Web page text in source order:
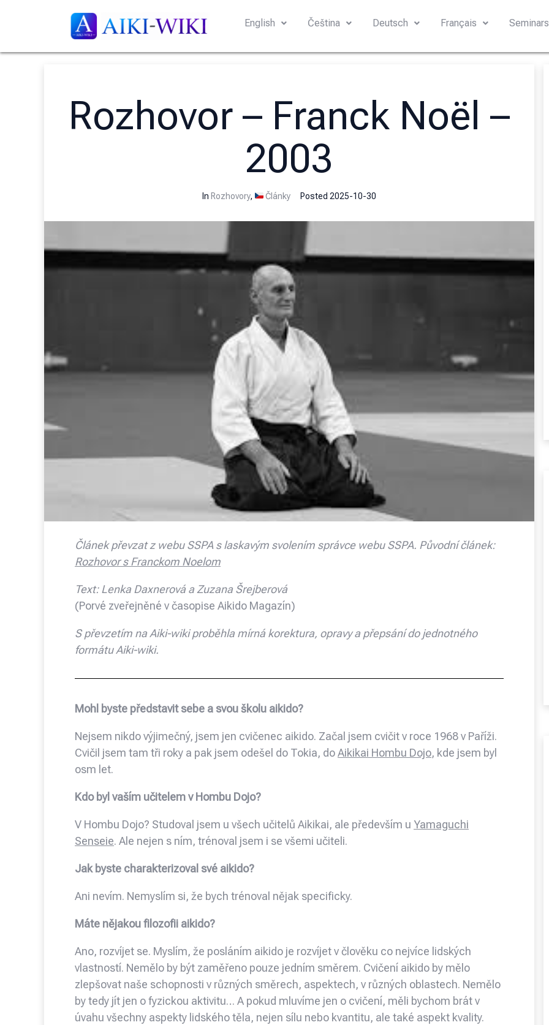
English Čeština Deutsch Français Seminars
Rozhovor – Franck Noël –
2003
In Rozhovory, Články Posted 2025-10-30
Článek převzat z webuSSPA s laskavým svolením správce webu SSPA. Původní článek:
Rozhovor s Franckom Noelom
Text: Lenka Daxnerová a Zuzana Šrejberová
(Porvé zveřejněné v časopise Aikido Magazín)
S převzetím na Aiki-wiki proběhla mírná korektura, opravy a přepsání do jednotného
formátu Aiki-wiki.
Mohl byste představit sebe a svou školu aikido?
Nejsem nikdo výjimečný, jsem jen cvičenec aikido. Začal jsem cvičit v roce 1968 v Paříži.
Cvičil jsem tam tři roky a pak jsem odešel do Tokia, doAikikai Hombu Dojo, kde jsem byl
osm let.
Kdo byl vaším učitelem v Hombu Dojo?
V Hombu Dojo? Studoval jsem u všech učitelů Aikikai, ale především u Yamaguchi
Senseie. Ale nejen s ním, trénoval jsem i se všemi učiteli.
Jak byste charakterizoval své aikido?
Ani nevím. Nemyslím si, že bych trénoval nějak specificky.
Máte nějakou filozofii aikido?
Ano, rozvíjet se. Myslím, že posláním aikido je rozvíjet v člověku co nejvíce lidských
vlastností. Nemělo by být zaměřeno pouze jedním směrem. Cvičení aikido by mělo
zlepšovat naše schopnosti v různých směrech, aspektech, v různých oblastech. Nemělo
by tedy jít jen o fyzickou aktivitu… A pokud mluvíme jen o cvičení, měli bychom brát v
úvahu všechny aspekty lidského těla, nejen sílu nebo kvantitu, ale také aspekt kvality.